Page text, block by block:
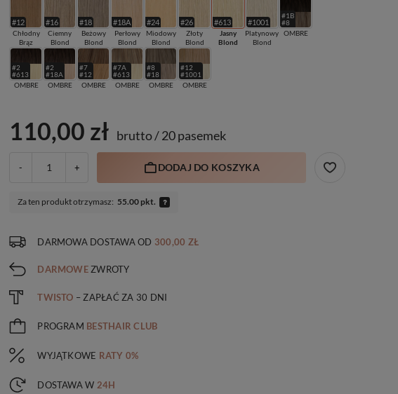
#12
Chłodny
Brąz
#16
Ciemny
Blond
#18
Beżowy
Blond
#18A
Perłowy
Blond
#24
Miodowy
Blond
#26
Złoty
Blond
#613
Jasny
Blond
#1001
Platynowy
Blond
#1B
#8
OMBRE
#2
#613
OMBRE
#2
#18A
OMBRE
#7
#12
OMBRE
#7A
#613
OMBRE
#8
#18
OMBRE
#12
#1001
OMBRE
110,00 zł brutto/20 pasemek
- + DODAJ DO KOSZYKA
Za ten produkt otrzymasz: 55.00 pkt.
DARMOWA DOSTAWAOD 300,00 ZŁ
DARMOWEZWROTY
TWISTO – ZAPŁAĆ ZA 30 DNI
PROGRAM BESTHAIR CLUB
WYJĄTKOWE RATY 0%
DOSTAWA W 24H